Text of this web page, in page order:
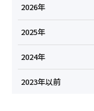
2026年
2025年
2024年
2023年以前